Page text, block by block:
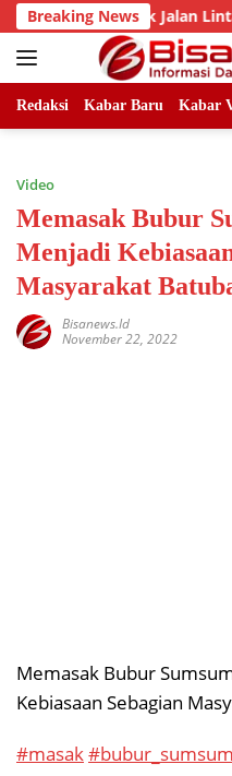
Skip
to
content
Breaking News
Titik Jalan Lintas
Redaksi Kabar Baru Kabar
Video
Memasak Bubur
Menjadi
Masyarakat
Bisanews.id
November 22, 2022
Memasak Bubur
Kebiasaan Sebagian
#masak#bubur_sumsum